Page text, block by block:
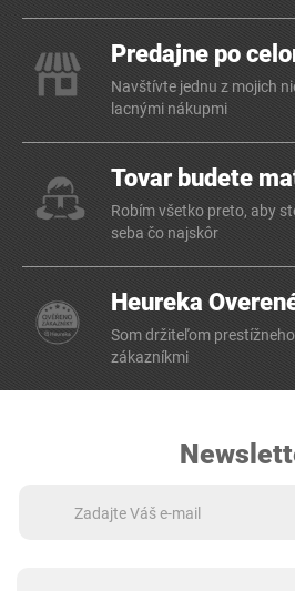
Predajne po
Navštívte jednu z mojich
lacnými nákupmi
Tovar budete
Robím všetko preto, aby
seba čo najskôr
Heureka
Som držiteľom
zákazníkmi